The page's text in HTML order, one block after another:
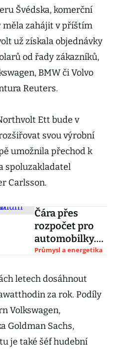
Švédska, komerční
měla zahájit v příštím
už získala objednávky
od řady zákazníků,
BMW či Volvo
Reuters.
Ett bude v
svou výrobní
umožnila přechod k
spoluzakladatel
Carlsson.
Čára přes
rozpočet pro
automobilky.
Drahé lithium
zlevňování
elektromobilů
Průmysl a energetika
letech dosáhnout
za rok. Podíly
Volkswagen,
Goldman Sachs,
je také šéf hudební